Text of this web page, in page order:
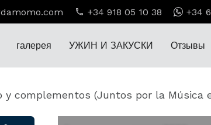
+34 918 05 10 38 +34
галерея УЖИН И ЗАКУСКИ Отзывы
complementos (Juntos por la Música